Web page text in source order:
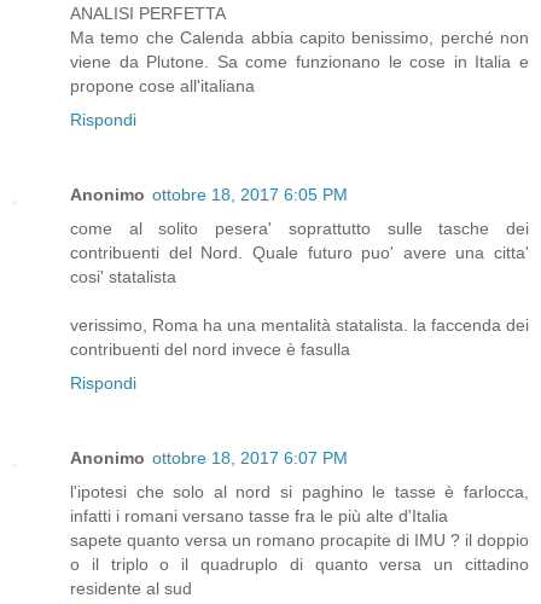
ANALISI PERFETTA
Ma temo che Calenda abbia capito benissimo, perché non
viene da Plutone. Sa come funzionano le cose in Italia e
propone cose all'italiana
Rispondi
Anonimo ottobre 18, 2017 6:05 PM
come al solito pesera' soprattutto sulle tasche dei
contribuenti del Nord. Quale futuro puo' avere una citta'
cosi' statalista
verissimo, Roma ha una mentalità statalista. la faccenda dei
contribuenti del nord invece è fasulla
Rispondi
Anonimo ottobre 18, 2017 6:07 PM
l'ipotesi che solo al nord si paghino le tasse è farlocca,
infatti i romani versano tasse fra le più alte d'Italia
sapete quanto versa un romano procapite di IMU ? il doppio
o il triplo o il quadruplo di quanto versa un cittadino
residente al sud